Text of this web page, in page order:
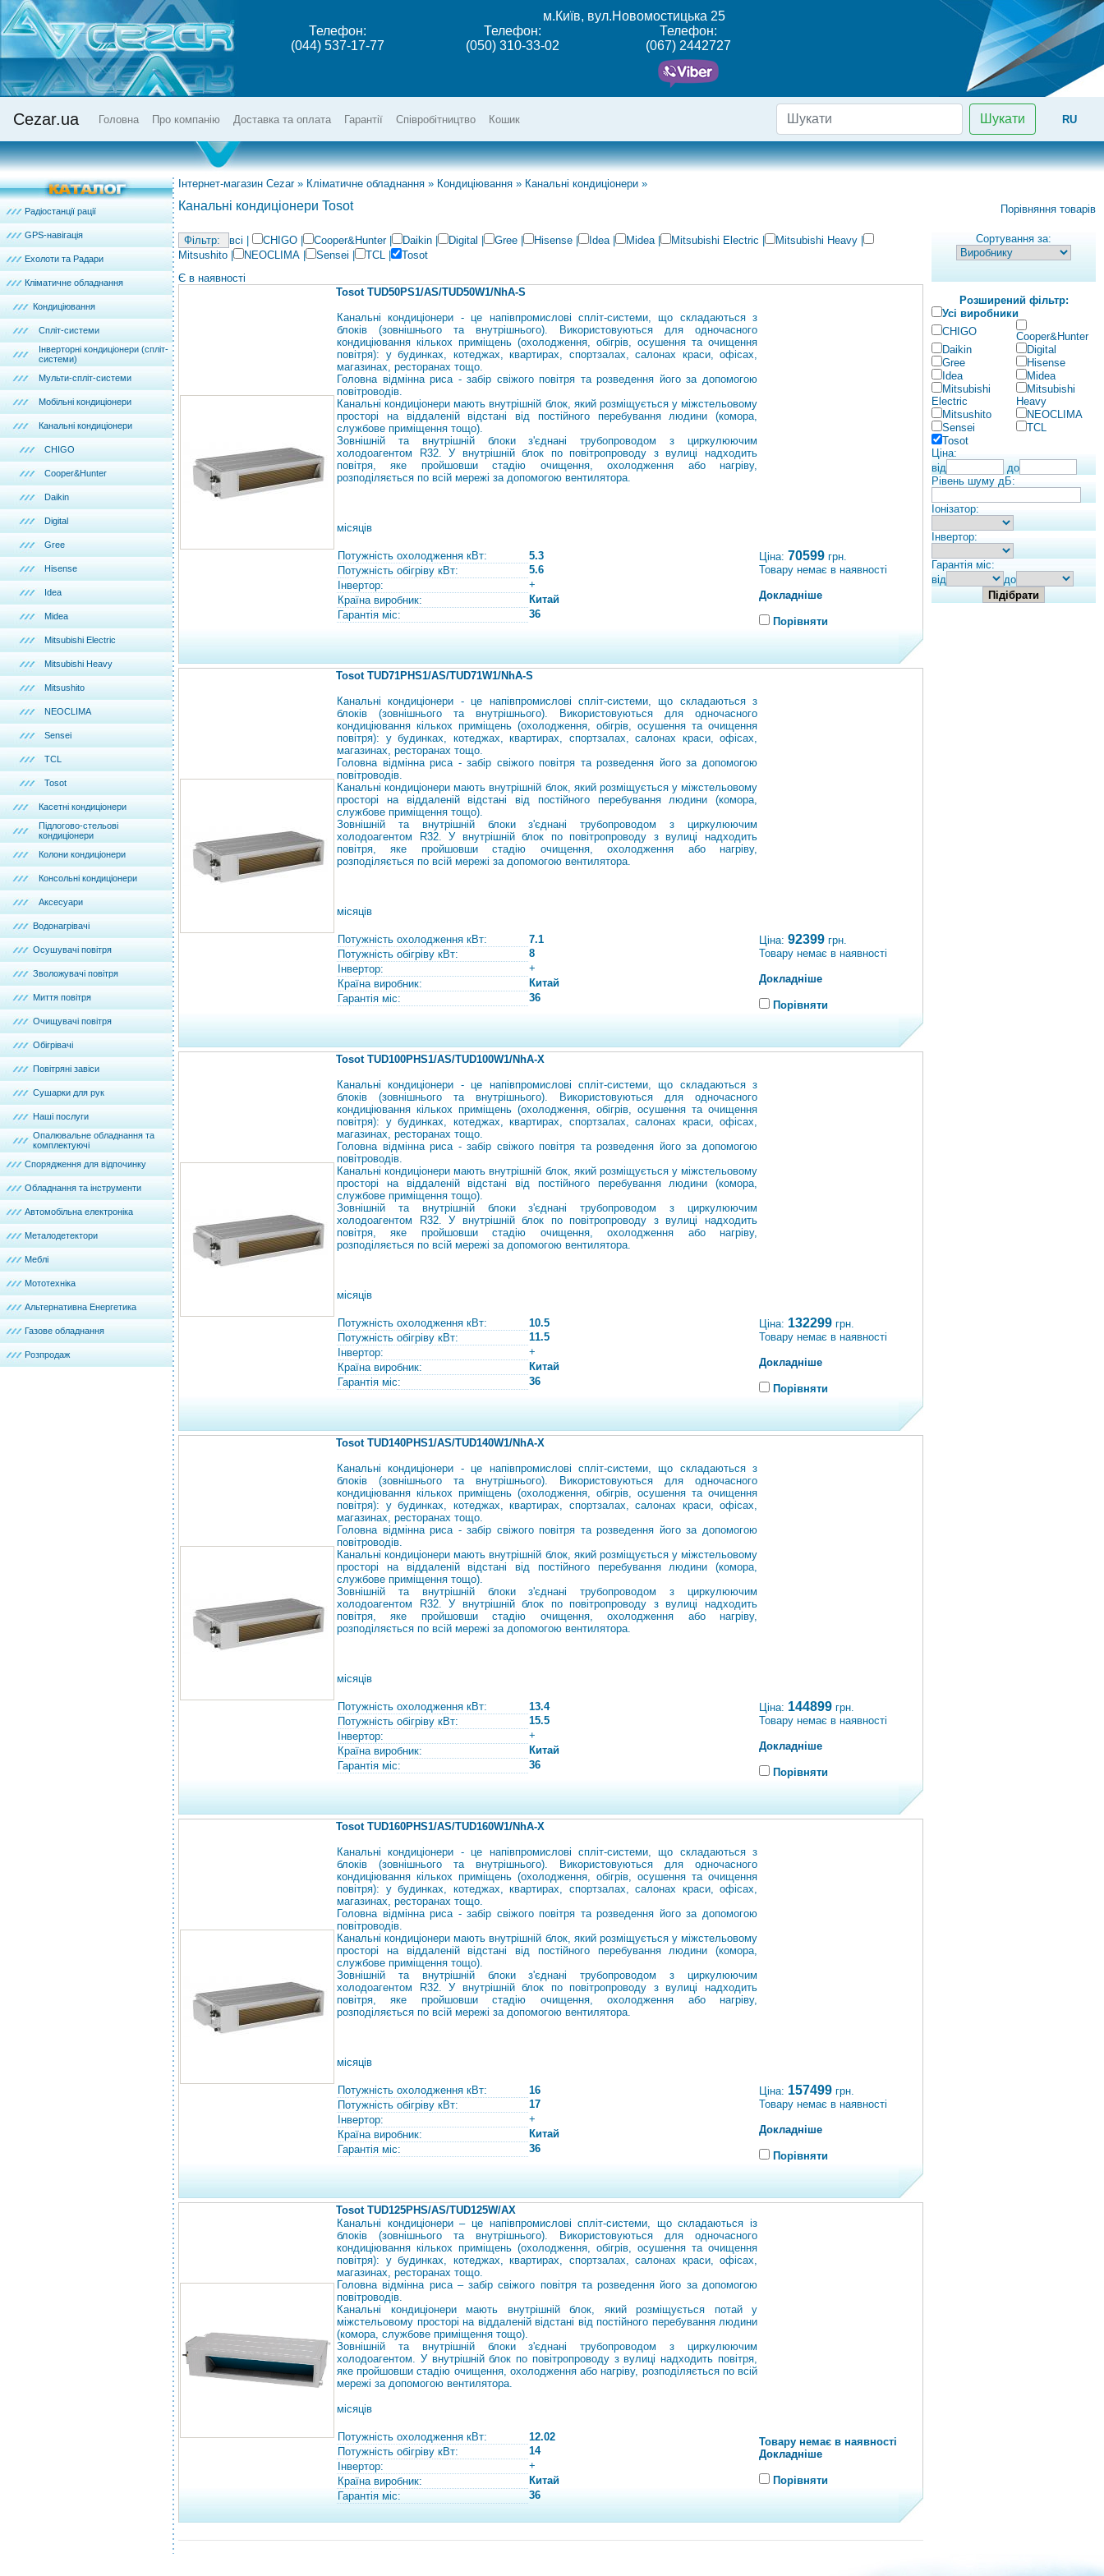
м.Київ, вул.Новомостицька 25
Телефон:
(044) 537-17-77
Телефон:
(050) 310-33-02
Телефон:
(067) 2442727
Cezar.ua Головна Про компанію Доставка та оплата Гарантії Співробітництво Кошик Шукати RU
Радіостанції рації
GPS-навігація
Ехолоти та Радари
Кліматичне обладнання
Кондиціювання
Спліт-системи
Інверторні кондиціонери (спліт-
системи)
Мульти-спліт-системи
Мобільні кондиціонери
Канальні кондиціонери
CHIGO
Cooper&Hunter
Daikin
Digital
Gree
Hisense
Idea
Midea
Mitsubishi Electric
Mitsubishi Heavy
Mitsushito
NEOCLIMA
Sensei
TCL
Tosot
Касетні кондиціонери
Підлогово-стельові
кондиціонери
Колони кондиціонери
Консольні кондиціонери
Аксесуари
Водонагрівачі
Осушувачі повітря
Зволожувачі повітря
Миття повітря
Очищувачі повітря
Обігрівачі
Повітряні завіси
Сушарки для рук
Наші послуги
Опалювальне обладнання та
комплектуючі
Спорядження для відпочинку
Обладнання та інструменти
Автомобільна електроніка
Металодетектори
Меблі
Мототехніка
Альтернативна Енергетика
Газове обладнання
Розпродаж
Інтернет-магазин Cezar » Кліматичне обладнання » Кондиціювання » Канальні кондиціонери »
Канальні кондиціонери Tosot Порівняння товарів
всі CHIGO Cooper&Hunter| Daikin Digital Gree Hisense Idea| Midea| Mitsubishi Electric Mitsubishi Heavy
Mitsushito
NEOCLIMA Sensei TCL
Tosot
Є в наявності
Tosot TUD50PS1/AS/TUD50W1/NhA-S
Канальні кондиціонери - це напівпромислові спліт-системи, що складаються з
блоків (зовнішнього та внутрішнього). Використовуються для одночасного
кондиціювання кількох приміщень (охолодження, обігрів, осушення та очищення
повітря): у будинках, котеджах, квартирах, спортзалах, салонах краси, офісах,
магазинах, ресторанах тощо.
Головна відмінна риса - забір свіжого повітря та розведення його за допомогою
повітроводів.
Канальні кондиціонери мають внутрішній блок, який розміщується у міжстельовому
просторі на віддаленій відстані від постійного перебування людини (комора,
службове приміщення тощо).
Зовнішній та внутрішній блоки з'єднані трубопроводом з циркулюючим
холодоагентом R32. У внутрішній блок по повітропроводу з вулиці надходить
повітря, яке пройшовши стадію очищення, охолодження або нагріву,
розподіляється по всій мережі за допомогою вентилятора.
місяців
Потужність охолодження кВт:
5.3
Потужність обігріву кВт:
5.6
Інвертор:
+
Країна виробник:
Китай
Гарантія міс:
36
Ціна: 70599 грн.
Товару немає в наявності
Докладніше
Порівняти
Tosot TUD71PHS1/AS/TUD71W1/NhA-S
Канальні кондиціонери - це напівпромислові спліт-системи, що складаються з
блоків (зовнішнього та внутрішнього). Використовуються для одночасного
кондиціювання кількох приміщень (охолодження, обігрів, осушення та очищення
повітря): у будинках, котеджах, квартирах, спортзалах, салонах краси, офісах,
магазинах, ресторанах тощо.
Головна відмінна риса - забір свіжого повітря та розведення його за допомогою
повітроводів.
Канальні кондиціонери мають внутрішній блок, який розміщується у міжстельовому
просторі на віддаленій відстані від постійного перебування людини (комора,
службове приміщення тощо).
Зовнішній та внутрішній блоки з'єднані трубопроводом з циркулюючим
холодоагентом R32. У внутрішній блок по повітропроводу з вулиці надходить
повітря, яке пройшовши стадію очищення, охолодження або нагріву,
розподіляється по всій мережі за допомогою вентилятора.
місяців
Потужність охолодження кВт:
7.1
Потужність обігріву кВт:
8
Інвертор:
+
Країна виробник:
Китай
Гарантія міс:
36
Ціна: 92399 грн.
Товару немає в наявності
Докладніше
Порівняти
Tosot TUD100PHS1/AS/TUD100W1/NhA-X
Канальні кондиціонери - це напівпромислові спліт-системи, що складаються з
блоків (зовнішнього та внутрішнього). Використовуються для одночасного
кондиціювання кількох приміщень (охолодження, обігрів, осушення та очищення
повітря): у будинках, котеджах, квартирах, спортзалах, салонах краси, офісах,
магазинах, ресторанах тощо.
Головна відмінна риса - забір свіжого повітря та розведення його за допомогою
повітроводів.
Канальні кондиціонери мають внутрішній блок, який розміщується у міжстельовому
просторі на віддаленій відстані від постійного перебування людини (комора,
службове приміщення тощо).
Зовнішній та внутрішній блоки з'єднані трубопроводом з циркулюючим
холодоагентом R32. У внутрішній блок по повітропроводу з вулиці надходить
повітря, яке пройшовши стадію очищення, охолодження або нагріву,
розподіляється по всій мережі за допомогою вентилятора.
місяців
Потужність охолодження кВт:
10.5
Потужність обігріву кВт:
11.5
Інвертор:
+
Країна виробник:
Китай
Гарантія міс:
36
Ціна: 132299 грн.
Товару немає в наявності
Докладніше
Порівняти
Tosot TUD140PHS1/AS/TUD140W1/NhA-X
Канальні кондиціонери - це напівпромислові спліт-системи, що складаються з
блоків (зовнішнього та внутрішнього). Використовуються для одночасного
кондиціювання кількох приміщень (охолодження, обігрів, осушення та очищення
повітря): у будинках, котеджах, квартирах, спортзалах, салонах краси, офісах,
магазинах, ресторанах тощо.
Головна відмінна риса - забір свіжого повітря та розведення його за допомогою
повітроводів.
Канальні кондиціонери мають внутрішній блок, який розміщується у міжстельовому
просторі на віддаленій відстані від постійного перебування людини (комора,
службове приміщення тощо).
Зовнішній та внутрішній блоки з'єднані трубопроводом з циркулюючим
холодоагентом R32. У внутрішній блок по повітропроводу з вулиці надходить
повітря, яке пройшовши стадію очищення, охолодження або нагріву,
розподіляється по всій мережі за допомогою вентилятора.
місяців
Потужність охолодження кВт:
13.4
Потужність обігріву кВт:
15.5
Інвертор:
+
Країна виробник:
Китай
Гарантія міс:
36
Ціна: 144899 грн.
Товару немає в наявності
Докладніше
Порівняти
Tosot TUD160PHS1/AS/TUD160W1/NhA-X
Канальні кондиціонери - це напівпромислові спліт-системи, що складаються з
блоків (зовнішнього та внутрішнього). Використовуються для одночасного
кондиціювання кількох приміщень (охолодження, обігрів, осушення та очищення
повітря): у будинках, котеджах, квартирах, спортзалах, салонах краси, офісах,
магазинах, ресторанах тощо.
Головна відмінна риса - забір свіжого повітря та розведення його за допомогою
повітроводів.
Канальні кондиціонери мають внутрішній блок, який розміщується у міжстельовому
просторі на віддаленій відстані від постійного перебування людини (комора,
службове приміщення тощо).
Зовнішній та внутрішній блоки з'єднані трубопроводом з циркулюючим
холодоагентом R32. У внутрішній блок по повітропроводу з вулиці надходить
повітря, яке пройшовши стадію очищення, охолодження або нагріву,
розподіляється по всій мережі за допомогою вентилятора.
місяців
Потужність охолодження кВт:
16
Потужність обігріву кВт:
17
Інвертор:
+
Країна виробник:
Китай
Гарантія міс:
36
Ціна: 157499 грн.
Товару немає в наявності
Докладніше
Порівняти
Tosot TUD125PHS/AS/TUD125W/AX
Канальні кондиціонери – це напівпромислові спліт-системи, що складаються із
блоків (зовнішнього та внутрішнього). Використовуються для одночасного
кондиціювання кількох приміщень (охолодження, обігрів, осушення та очищення
повітря): у будинках, котеджах, квартирах, спортзалах, салонах краси, офісах,
магазинах, ресторанах тощо.
Головна відмінна риса – забір свіжого повітря та розведення його за допомогою
повітроводів.
Канальні кондиціонери мають внутрішній блок, який розміщується потай у
міжстельовому просторі на віддаленій відстані від постійного перебування людини
(комора, службове приміщення тощо).
Зовнішній та внутрішній блоки з'єднані трубопроводом з циркулюючим
холодоагентом. У внутрішній блок по повітропроводу з вулиці надходить повітря,
яке пройшовши стадію очищення, охолодження або нагріву, розподіляється по всій
мережі за допомогою вентилятора.
місяців
Потужність охолодження кВт:
12.02
Потужність обігріву кВт:
14
Інвертор:
+
Країна виробник:
Китай
Гарантія міс:
36
Товару немає в наявності
Докладніше
Порівняти
Сортування за:
Розширений фільтр:
Усі виробники
CHIGO
Cooper&Hunter
Daikin
Digital
Gree
Hisense
Idea
Midea
Mitsubishi
Electric
Mitsubishi
Heavy
Mitsushito
NEOCLIMA
Sensei
TCL
Tosot
Ціна:
від
до
Рівень шуму дБ:
Іонізатор:
Інвертор:
Гарантія міс:
від
до